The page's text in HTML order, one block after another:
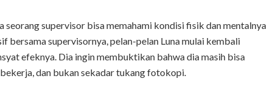
seorang supervisor bisa memahami kondisi fisik dan mentalnya
bersama supervisornya, pelan-pelan Luna mulai kembali
efeknya. Dia ingin membuktikan bahwa dia masih bisa
dan bukan sekadar tukang fotokopi.